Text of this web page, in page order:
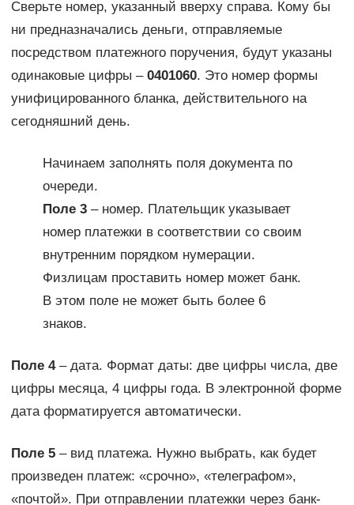
Сверьте номер, указанный вверху справа. Кому бы
ни предназначались деньги, отправляемые
посредством платежного поручения, будут указаны
одинаковые цифры – 0401060. Это номер формы
унифицированного бланка, действительного на
сегодняшний день.
Начинаем заполнять поля документа по
очереди.
Поле 3– номер. Плательщик указывает
номер платежки в соответствии со своим
внутренним порядком нумерации.
Физлицам проставить номер может банк.
В этом поле не может быть более 6
знаков.
Поле 4– дата. Формат даты: две цифры числа, две
цифры месяца, 4 цифры года. В электронной форме
дата форматируется автоматически.
Поле 5– вид платежа. Нужно выбрать, как будет
произведен платеж: «срочно», «телеграфом»,
«почтой». При отправлении платежки через банк-